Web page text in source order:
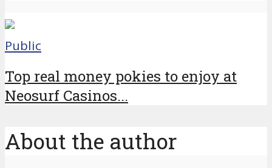
Public
Top real money pokies to enjoy at
Neosurf Casinos...
About the author